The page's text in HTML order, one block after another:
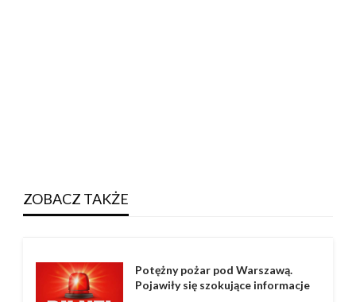
ZOBACZ TAKŻE
Potężny pożar pod Warszawą.
Pojawiły się szokujące informacje